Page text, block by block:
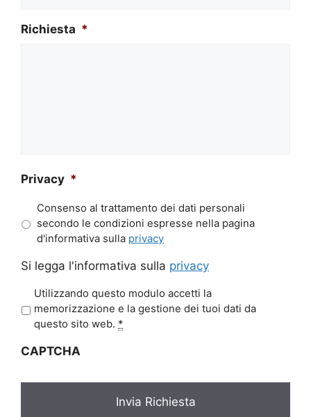
Richiesta *
Privacy *
Consenso al trattamento dei dati personali
secondo le condizioni espresse nella pagina
d'informativa sulla privacy
Si legga l'informativa sulla privacy
r
a
y
Utilizzando questo modulo accetti la
memorizzazione e la gestione dei tuoi dati da
questo sito web. *
CAPTCHA